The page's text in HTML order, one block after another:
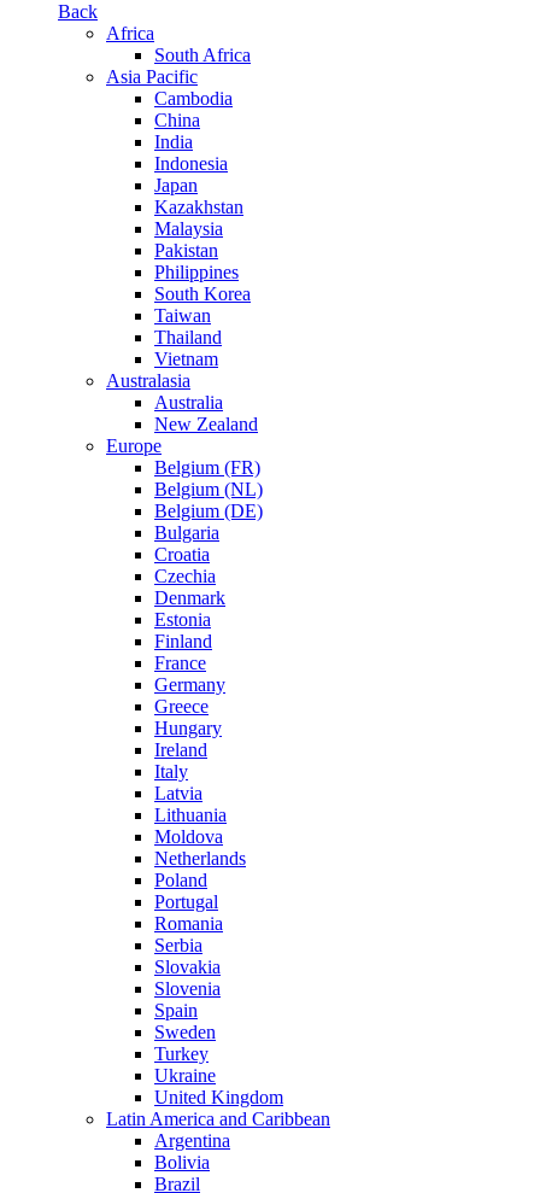
Back
Africa
South Africa
Asia Pacific
Cambodia
China
India
Indonesia
Japan
Kazakhstan
Malaysia
Pakistan
Philippines
South Korea
Taiwan
Thailand
Vietnam
Australasia
Australia
New Zealand
Europe
Belgium (FR)
Belgium (NL)
Belgium (DE)
Bulgaria
Croatia
Czechia
Denmark
Estonia
Finland
France
Germany
Greece
Hungary
Ireland
Italy
Latvia
Lithuania
Moldova
Netherlands
Poland
Portugal
Romania
Serbia
Slovakia
Slovenia
Spain
Sweden
Turkey
Ukraine
United Kingdom
Latin America and Caribbean
Argentina
Bolivia
Brazil